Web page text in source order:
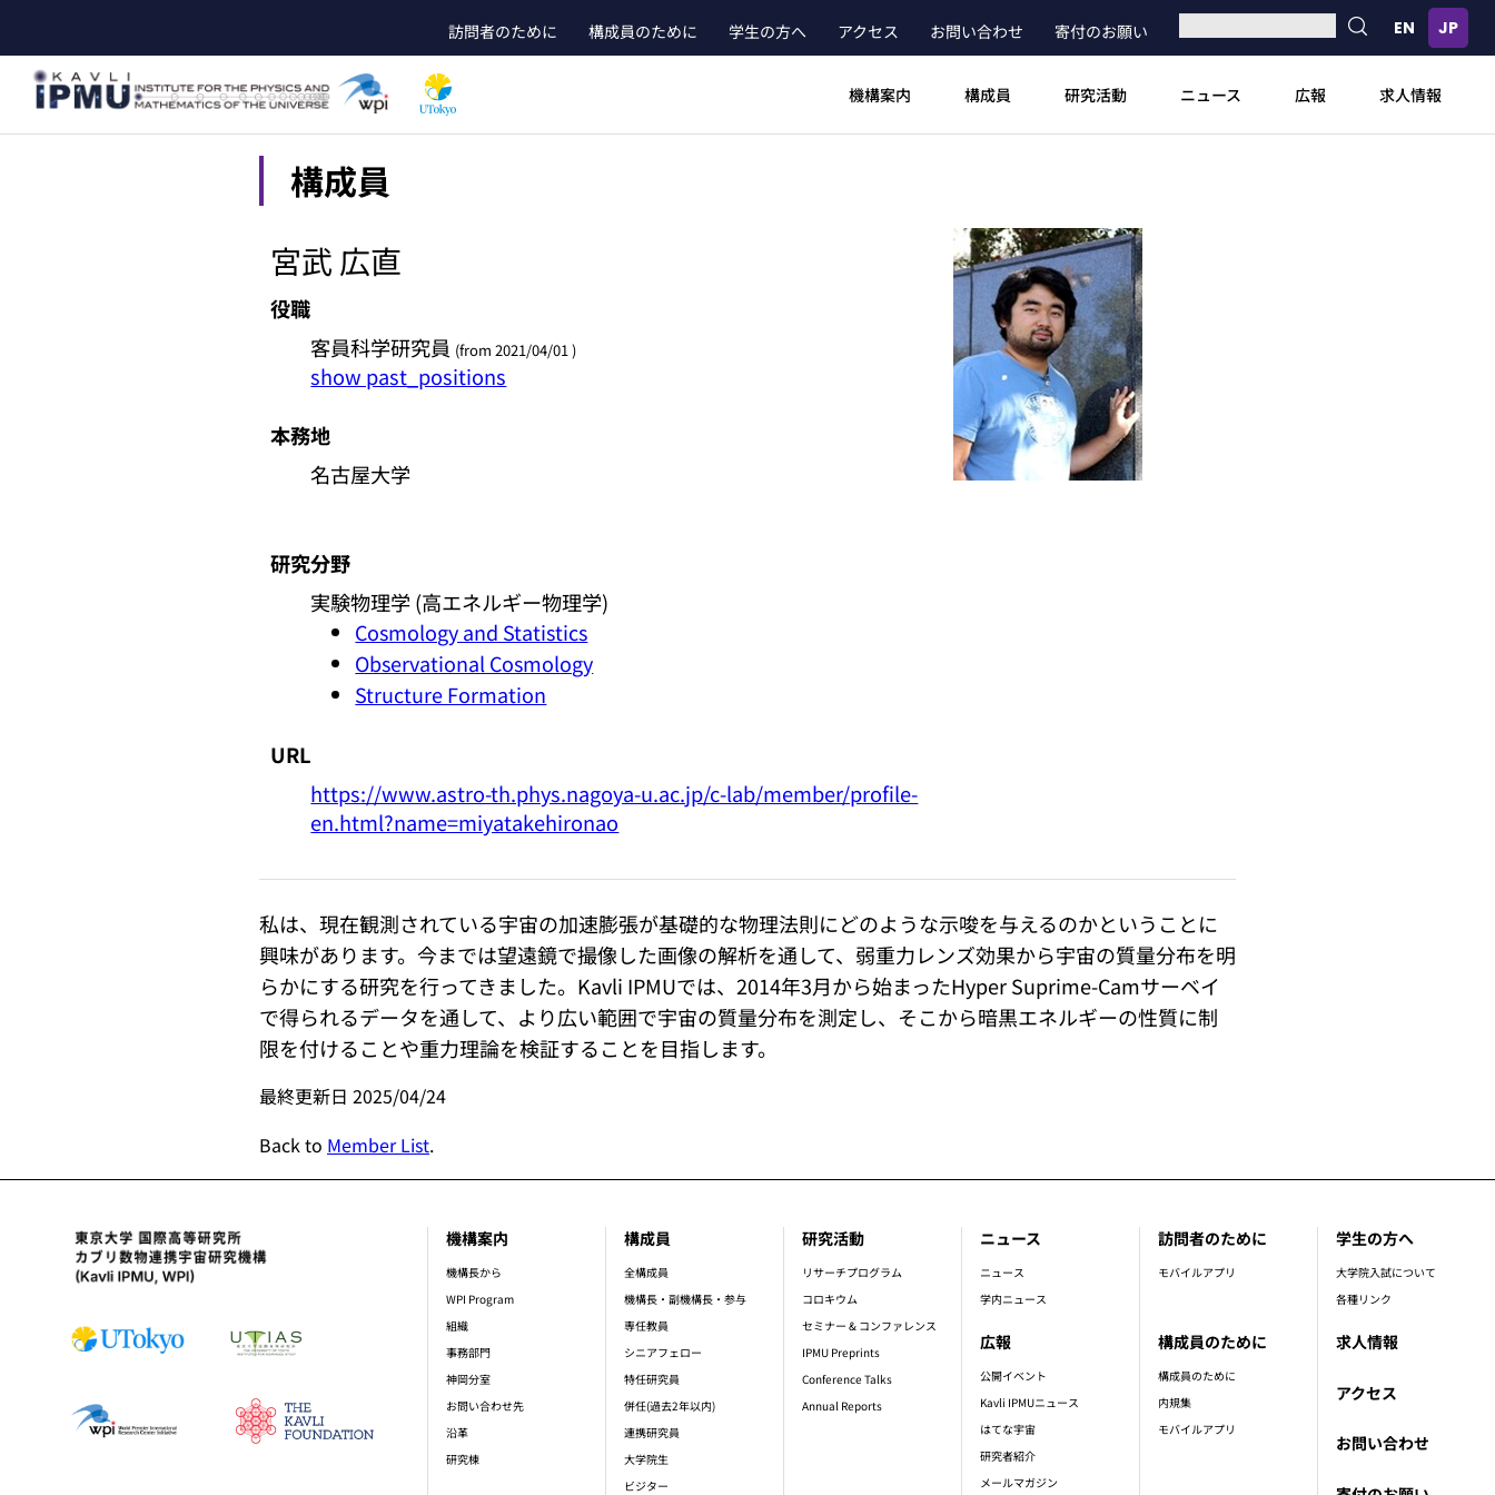
main
content
header_main_menu_contact
訪問者のために 構成員のために 学生の方へ アクセス お問い合わせ 寄付のお願い
機構案内 構成員 研究活動 ニュース 広報 求人情報
構成員
宮武 広直
役職
客員科学研究員 (from 2021/04/01 )
show past_positions
本務地
名古屋大学
研究分野
実験物理学 (高エネルギー物理学)
Cosmology and Statistics
Observational Cosmology
Structure Formation
URL
https://www.astro-th.phys.nagoya-u.ac.jp/c-lab/member/profile-
en.html?name=miyatakehironao
私は、現在観測されている宇宙の加速膨張が基礎的な物理法則にどのような示唆を与えるのかということに
興味があります。今までは望遠鏡で撮像した画像の解析を通して、弱重力レンズ効果から宇宙の質量分布を明
らかにする研究を行ってきました。Kavli IPMUでは、2014年3月から始まったHyper Suprime-Camサーベイ
で得られるデータを通して、より広い範囲で宇宙の質量分布を測定し、そこから暗黒エネルギーの性質に制
限を付けることや重力理論を検証することを目指します。
最終更新日 2025/04/24
Back to Member List.
footer_main_menu
機構案内
機構長から
WPI Program
組織
事務部門
神岡分室
お問い合わせ先
沿革
研究棟
構成員
全構成員
機構長・副機構長・参与
専任教員
シニアフェロー
特任研究員
併任(過去2年以内)
連携研究員
大学院生
ビジター
研究活動
リサーチプログラム
コロキウム
セミナー & コンファレンス
IPMU Preprints
Conference Talks
Annual Reports
ニュース
ニュース
学内ニュース
広報
公開イベント
Kavli IPMUニュース
はてな宇宙
研究者紹介
メールマガジン
求人情報
訪問者のために
モバイルアプリ
構成員のために
構成員のために
内規集
モバイルアプリ
学生の方へ
大学院入試について
各種リンク
アクセス
お問い合わせ